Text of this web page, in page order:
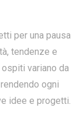
per una pausa
tendenze e
variano da
ogni
idee e progetti.